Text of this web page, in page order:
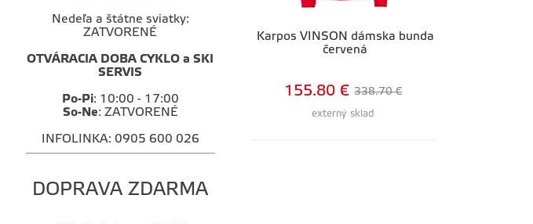
Nedeľa a štátne sviatky:
ZATVORENÉ
OTVÁRACIA DOBA CYKLO a SKI
SERVIS
Po-Pi: 10:00 - 17:00
So-Ne: ZATVORENÉ
INFOLINKA: 0905 600 026
DOPRAVA ZDARMA
Karpos VINSON dámska bunda
červená
externý sklad
155.80 € 338.70 €